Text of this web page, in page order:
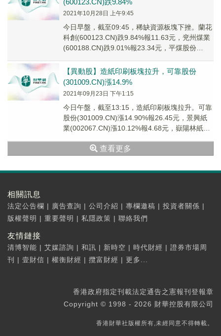
(600123.CN)跌9.84%
2021年10月28日 上午9:45
今日早盤，截至09:45，稀缺資源板塊下挫。蘭花
科創(600123.CN)跌9.84%報11.63元，兖州煤業
(600188.CN)跌9.01%報23.34元，平煤股份
【異動股】造紙印刷板塊拉升，可靠股份
(301009.CN)漲14.9%
2021年09月23日 下午1:15
今日午盤，截至13:15，造紙印刷板塊拉升。可靠
股份(301009.CN)漲14.90%報26.45元，景興紙
業(002067.CN)漲10.12%報4.68元，嶽陽林紙
查看更多
相關訊息
法定公告欄 | 廣告查詢 | 公司介紹 | 專欄邀稿 | 投資者關係 |
版權聲明 | 重要聲明 | 私隱政策 | 聯絡我們
友情鏈接
清博智能 | 艾媒諮詢 | 和訊 | 新時空 | 時代財經 | 證券市場周
刊
| 壹財信 | 權衡財經 | 攬富財經 | 更多...
香港政府指定刊載法定通告之憲報刊登報章
Copyright © 1998 - 2026 財華控股有限公司
香港財華社版權所有,未經同意不得轉載。